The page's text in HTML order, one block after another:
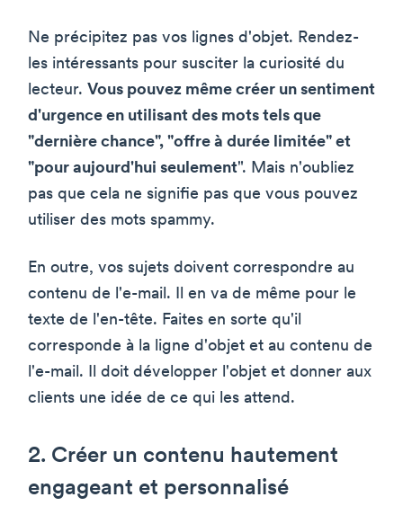
Ne précipitez pas vos lignes d'objet. Rendez-
les intéressants pour susciter la curiosité du
lecteur. Vous pouvez même créer un sentiment
d'urgence en utilisant des mots tels que
"dernière chance", "offre à durée limitée" et
"pour aujourd'hui seulement". Mais n'oubliez
pas que cela ne signifie pas que vous pouvez
utiliser des mots spammy.
En outre, vos sujets doivent correspondre au
contenu de l'e-mail. Il en va de même pour le
texte de l'en-tête. Faites en sorte qu'il
corresponde à la ligne d'objet et au contenu de
l'e-mail. Il doit développer l'objet et donner aux
clients une idée de ce qui les attend.
2. Créer un contenu hautement
engageant et personnalisé